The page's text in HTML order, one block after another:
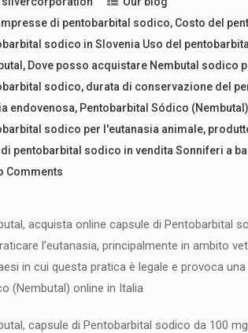
di pentobarbital sodico, Costo del
sodico in Slovenia Uso del pentobarbital
, Dove posso acquistare Nembutal sodico
sodico, durata di conservazione del
endovenosa, Pentobarbital Sódico (Nembutal)
sodico per l'eutanasia animale,
di pentobarbital sodico in vendita Sonniferi a
Comments
acquista online capsule di Pentobarbital
l’eutanasia, principalmente in ambito
in cui questa pratica è legale e provoca
(Nembutal) online in Italia
capsule di Pentobarbital sodico da 100